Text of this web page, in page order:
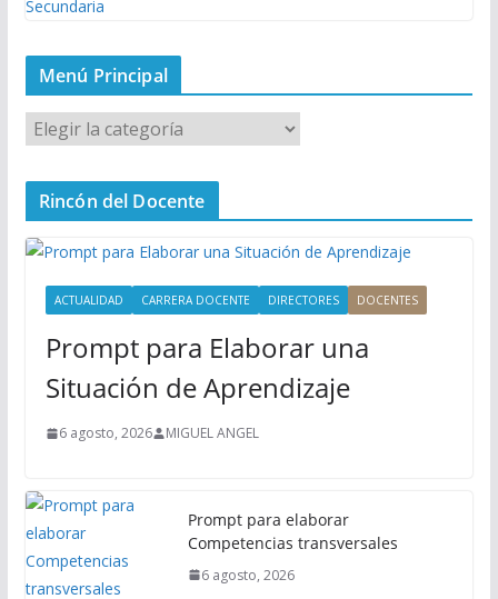
Menú Principal
M
e
n
P
Rincón del Docente
ACTUALIDAD CARRERA DOCENTE DIRECTORES DOCENTES
Prompt para Elaborar una
Situación de Aprendizaje
6 agosto, 2026 MIGUEL ANGEL
Prompt para elaborar
Competencias transversales
6 agosto, 2026